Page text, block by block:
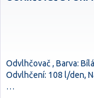
Odvlhčovač , Barva:
Odvlhčení: 108 l/den,
…